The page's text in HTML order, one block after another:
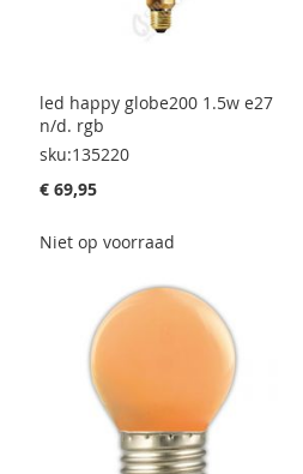
led happy globe200 1.5w e27
n/d. rgb
sku:135220
€ 69,95
Niet op voorraad